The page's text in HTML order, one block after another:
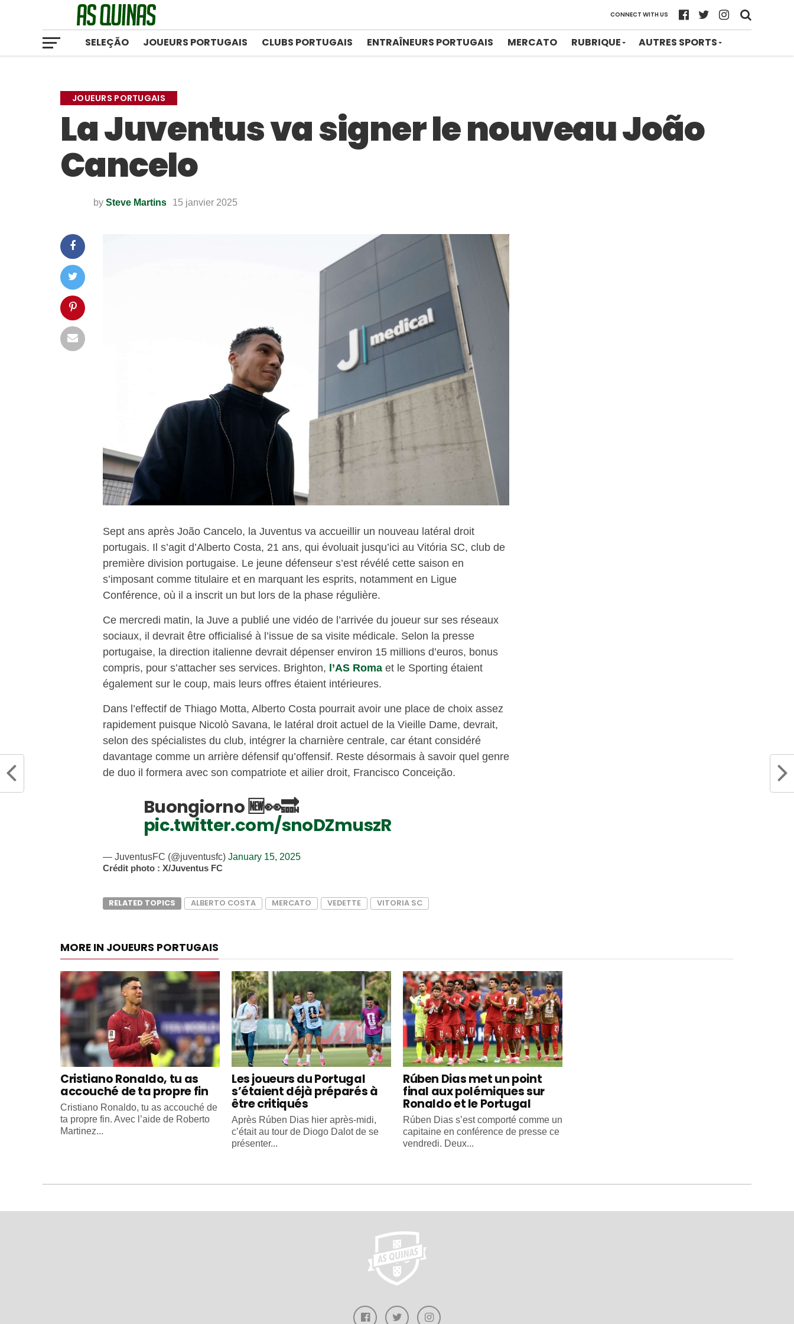
CONNECT WITH US
SELEÇÃO JOUEURS PORTUGAIS CLUBS PORTUGAIS ENTRAÎNEURS PORTUGAIS MERCATO RUBRIQUE AUTRES SPORTS
JOUEURS PORTUGAIS
La Juventus va signer le nouveau João
Cancelo
by Steve Martins 15 janvier 2025
Sept ans après João Cancelo, la Juventus va accueillir un nouveau latéral droit
portugais. Il s’agit d’Alberto Costa, 21 ans, qui évoluait jusqu’ici au Vitória SC, club de
première division portugaise. Le jeune défenseur s’est révélé cette saison en
s’imposant comme titulaire et en marquant les esprits, notamment en Ligue
Conférence, où il a inscrit un but lors de la phase régulière.
Ce mercredi matin, la Juve a publié une vidéo de l’arrivée du joueur sur ses réseaux
sociaux, il devrait être officialisé à l’issue de sa visite médicale. Selon la presse
portugaise, la direction italienne devrait dépenser environ 15 millions d’euros, bonus
compris, pour s’attacher ses services. Brighton, l’AS Roma et le Sporting étaient
également sur le coup, mais leurs offres étaient intérieures.
Dans l’effectif de Thiago Motta, Alberto Costa pourrait avoir une place de choix assez
rapidement puisque Nicolò Savana, le latéral droit actuel de la Vieille Dame, devrait,
selon des spécialistes du club, intégrer la charnière centrale, car étant considéré
davantage comme un arrière défensif qu’offensif. Reste désormais à savoir quel genre
de duo il formera avec son compatriote et ailier droit, Francisco Conceição.
Buongiorno 🆕👀🔜
pic.twitter.com/snoDZmuszR
— JuventusFC (@juventusfc) January 15, 2025
Crédit photo : X/Juventus FC
RELATED TOPICS ALBERTO COSTA MERCATO VEDETTE VITORIA SC
MORE IN JOUEURS PORTUGAIS
Cristiano Ronaldo, tu as
accouché de ta propre fin
Cristiano Ronaldo, tu as accouché de
ta propre fin. Avec l’aide de Roberto
Martinez...
Les joueurs du Portugal
s’étaient déjà préparés à
être critiqués
Après Rúben Dias hier après-midi,
c’était au tour de Diogo Dalot de se
présenter...
Rúben Dias met un point
final aux polémiques sur
Ronaldo et le Portugal
Rúben Dias s’est comporté comme un
capitaine en conférence de presse ce
vendredi. Deux...